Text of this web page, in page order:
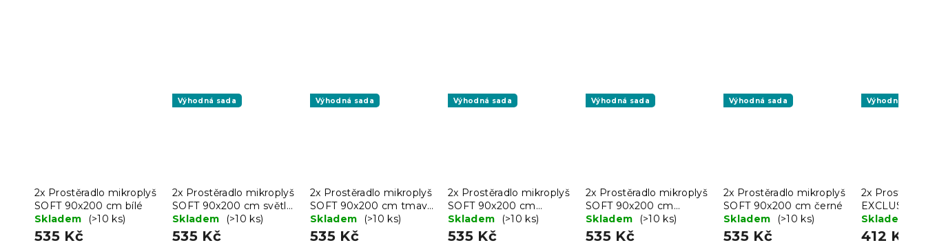
2x Prostěradlo mikroplyš
SOFT 90x200 cm bílé
Skladem
(>10 ks)
535 Kč
Výhodná sada
2x Prostěradlo mikroplyš
SOFT 90x200 cm světle
šedé
Skladem (>10 ks)
535 Kč
Výhodná sada
2x Prostěradlo mikroplyš
SOFT 90x200 cm tmavě
šedé
Skladem (>10 ks)
535 Kč
Výhodná sada
2x Prostěradlo mikroplyš
SOFT 90x200 cm
růžové
Skladem (>10 ks)
535 Kč
Výhodná sada
2x Prostěradlo mikroplyš
SOFT 90x200 cm
modré
Skladem (>10 ks)
535 Kč
Výhodná sada
2x Prostěradlo mikroplyš
SOFT 90x200 cm černé
Skladem
(>10 ks)
535 Kč
Výhodná sada
2x
krémové
Skladem
412 Kč